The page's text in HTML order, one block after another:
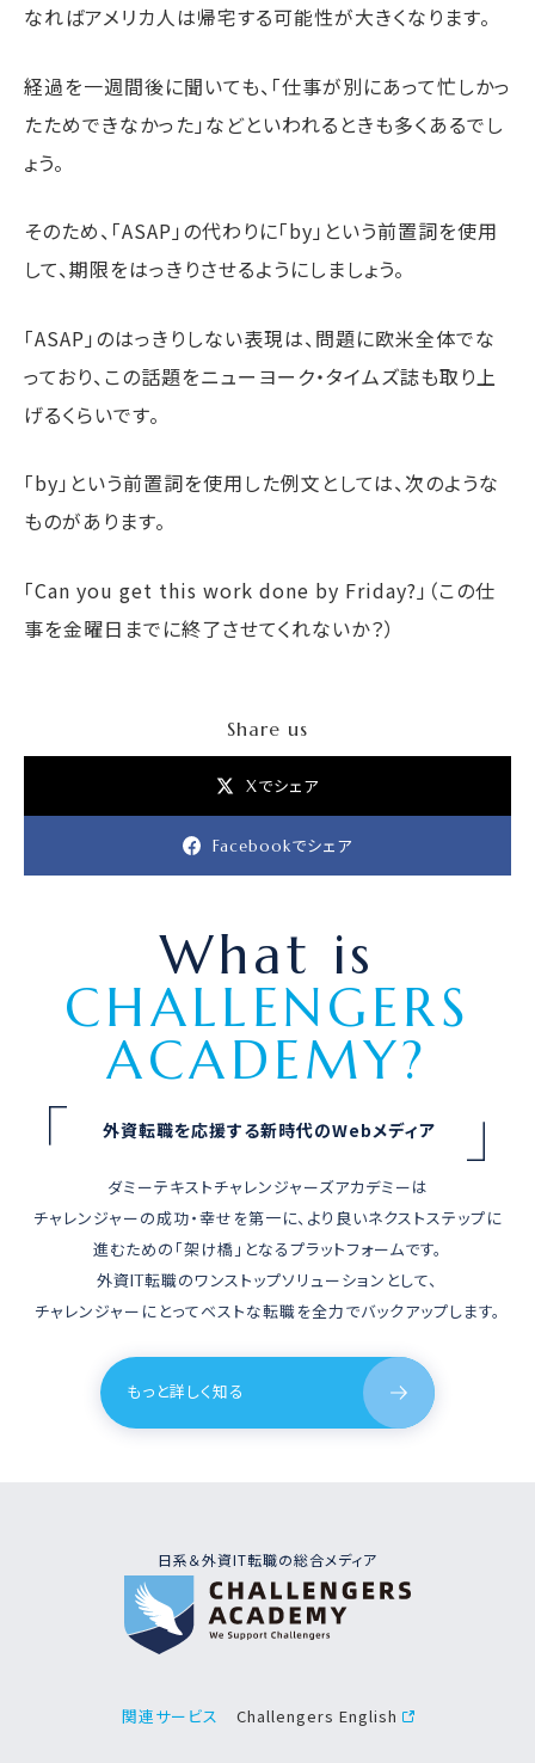
なればアメリカ人は帰宅する可能性が大きくなります。
経過を一週間後に聞いても、「仕事が別にあって忙しかっ
たためできなかった」などといわれるときも多くあるでし
ょう。
そのため、「ASAP」の代わりに「by」という前置詞を使用
して、期限をはっきりさせるようにしましょう。
「ASAP」のはっきりしない表現は、問題に欧米全体でな
っており、この話題をニューヨーク・タイムズ誌も取り上
げるくらいです。
「by」という前置詞を使用した例文としては、次のような
ものがあります。
「Can you get this work done by Friday?」（この仕
事を金曜日までに終了させてくれないか？）
Share us
Xでシェア
Facebookでシェア
What is
CHALLENGERS
ACADEMY?
外資転職を応援する新時代のWebメディア
ダミーテキストチャレンジャーズアカデミーは
チャレンジャーの成功・幸せを第一に、より良いネクストステップに
進むための「架け橋」となるプラットフォームです。
外資IT転職のワンストップソリューションとして、
チャレンジャーにとってベストな転職を全力でバックアップします。
もっと詳しく知る
日系＆外資IT転職の総合メディア
関連サービス Challengers English